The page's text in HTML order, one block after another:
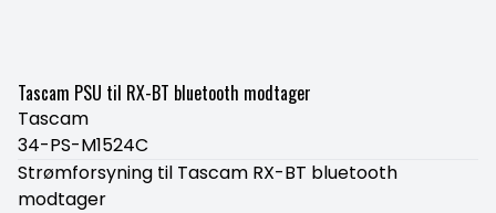
Tascam PSU til RX-BT bluetooth modtager
Tascam
34-PS-M1524C
Strømforsyning til Tascam RX-BT bluetooth
modtager